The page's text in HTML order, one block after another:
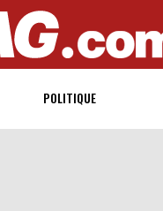
POLITIQUE